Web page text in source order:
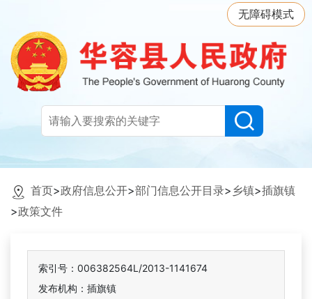
无障碍模式
首页>政府信息公开>部门信息公开目录> 乡镇>插旗镇
>政策文件
索引号：006382564L/2013-1141674
发布机构：插旗镇